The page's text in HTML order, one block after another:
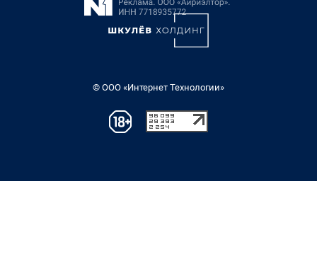
© ООО «Интернет Технологии»